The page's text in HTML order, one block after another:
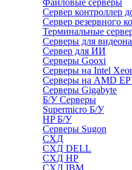
Файловые серверы
Сервер контроллер
Сервер резервного
Терминальные
Серверы для
Сервер для ИИ
Серверы Gooxi
Серверы на Intel
Серверы на AMD
Серверы Gigabyte
Б/У Серверы
Supermicro Б/У
HP Б/У
Серверы Sugon
СХД
СХД DELL
СХД HP
СХД IBM